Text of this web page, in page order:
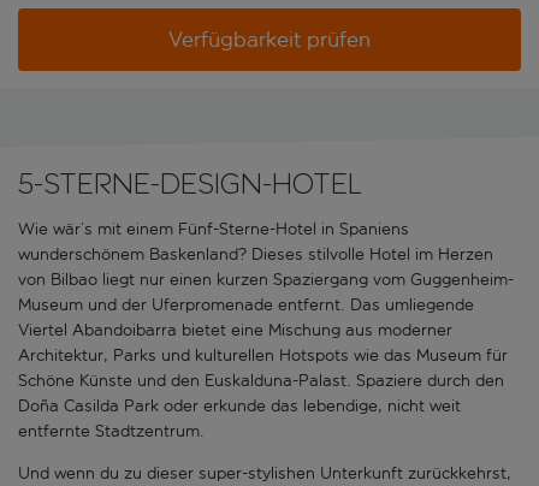
Verfügbarkeit prüfen
5-Sterne-Design-Hotel
Wie wär’s mit einem Fünf-Sterne-Hotel in Spaniens
wunderschönem Baskenland? Dieses stilvolle Hotel im Herzen
von Bilbao liegt nur einen kurzen Spaziergang vom Guggenheim-
Museum und der Uferpromenade entfernt. Das umliegende
Viertel Abandoibarra bietet eine Mischung aus moderner
Architektur, Parks und kulturellen Hotspots wie das Museum für
Schöne Künste und den Euskalduna-Palast. Spaziere durch den
Doña Casilda Park oder erkunde das lebendige, nicht weit
entfernte Stadtzentrum.
Und wenn du zu dieser super-stylishen Unterkunft zurückkehrst,